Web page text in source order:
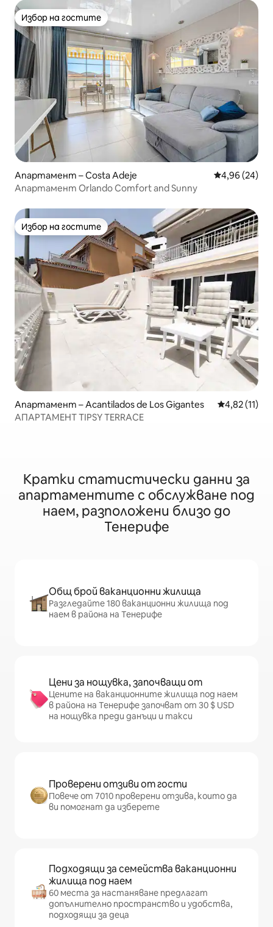
Избор на гостите
Избор на гостите
Апартамент – Costa Adeje Средна
4,96 (24)
Апартамент Orlando Comfort and Sunny
Избор на гостите
Избор на гостите
Апартамент – Acantilados de Los Gigantes Средна
4,82 (11)
АПАРТАМЕНТ TIPSY TERRACE
Кратки статистически данни за
апартаментите с обслужване под
наем, разположени близо до
Тенерифе
Общ брой ваканционни жилища
Разгледайте 180 ваканционни жилища под
наем в района на Тенерифе
Цени за нощувка, започващи от
Цените на ваканционните жилища под наем
в района на Тенерифе започват от 30 $ USD
на нощувка преди данъци и такси
Проверени отзиви от гости
Повече от 7010 проверени отзива, които да
ви помогнат да изберете
Подходящи за семейства ваканционни
жилища под наем
60 места за настаняване предлагат
допълнително пространство и удобства,
подходящи за деца